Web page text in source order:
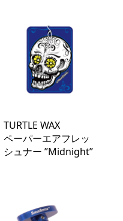
TURTLE WAX
ペーパーエアフレッ
シュナー ”Midnight”